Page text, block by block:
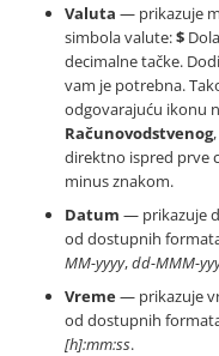
Valuta — prikazuje
simbola valute:$
decimalne tačke.
vam je potrebna.
odgovarajuću ikonu
Računovodstvenog,
direktno ispred prve
minus znakom.
Datum — prikazuje
od dostupnih
MM-yyyy,dd-MMM-
Vreme— prikazuje
od dostupnih
[h]:mm:ss.